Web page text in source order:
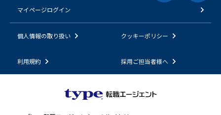
マイページログイン
個人情報の取り扱い クッキーポリシー
利用規約 採用ご担当者様へ